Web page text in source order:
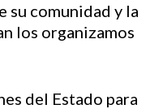
su comunidad y la
los organizamos
del Estado para